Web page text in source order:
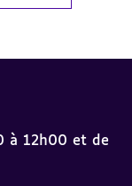
à 12h00 et de